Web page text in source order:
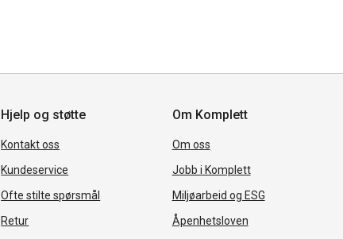
Hjelp og støtte
Kontakt oss
Kundeservice
Ofte stilte spørsmål
Retur
Om Komplett
Om oss
Jobb i Komplett
Miljøarbeid og ESG
Åpenhetsloven